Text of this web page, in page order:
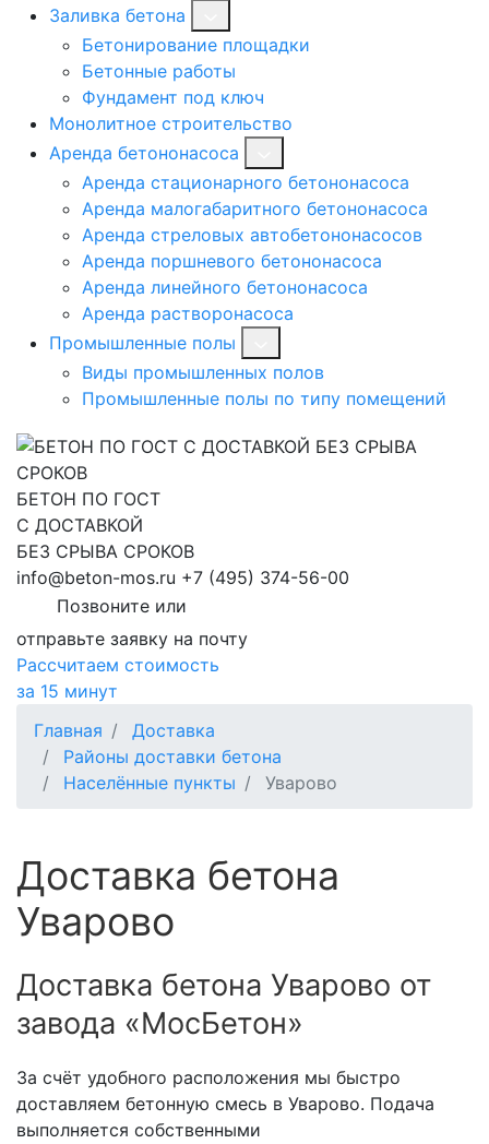
Заливка бетона
Бетонирование площадки
Бетонные работы
Фундамент под ключ
Монолитное строительство
Аренда бетононасоса
Аренда стационарного бетононасоса
Аренда малогабаритного бетононасоса
Аренда стреловых автобетононасосов
Аренда поршневого бетононасоса
Аренда линейного бетононасоса
Аренда растворонасоса
Промышленные полы
Виды промышленных полов
Промышленные полы по типу помещений
БЕТОН ПО ГОСТ
С ДОСТАВКОЙ
БЕЗ СРЫВА СРОКОВ
info@beton-mos.ru +7 (495) 374-56-00
Позвоните или
отправьте заявку на почту
Рассчитаем стоимость
за 15 минут
Главная
Доставка
Районы доставки бетона
Населённые пункты
Уварово
Доставка бетона
Уварово
Доставка бетона Уварово от
завода «МосБетон»
За счёт удобного расположения мы быстро
доставляем бетонную смесь в Уварово. Подача
выполняется собственными